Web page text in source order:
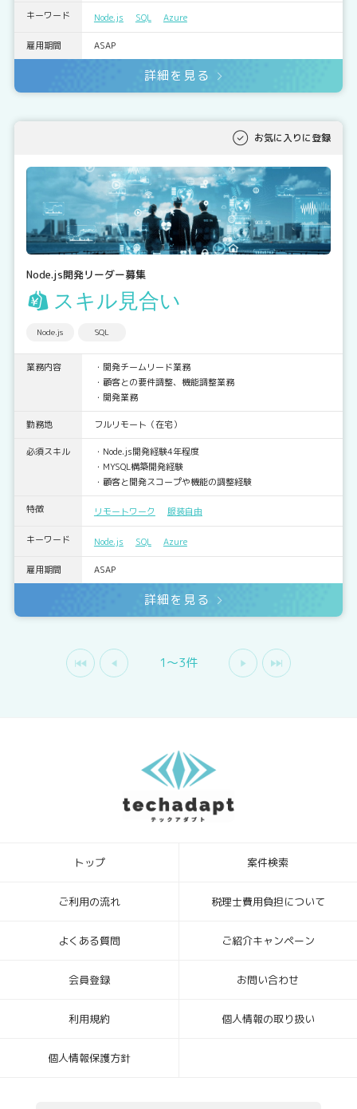
キーワード Node.js SQL Azure
雇用期間 ASAP
詳細を見る
お気に入りに登録
Node.js開発リーダー募集
スキル見合い
Node.js SQL
業務内容
・開発チームリード業務
・顧客との要件調整、機能調整業務
・開発業務
勤務地 フルリモート（在宅）
必須スキル
・Node.js開発経験4年程度
・MYSQL構築開発経験
・顧客と開発スコープや機能の調整経験
特徴 リモートワーク 服装自由
キーワード Node.js SQL Azure
雇用期間 ASAP
詳細を見る
1〜3件
トップ 案件検索
ご利用の流れ 税理士費用負担について
よくある質問 ご紹介キャンペーン
会員登録 お問い合わせ
利用規約 個人情報の取り扱い
個人情報保護方針